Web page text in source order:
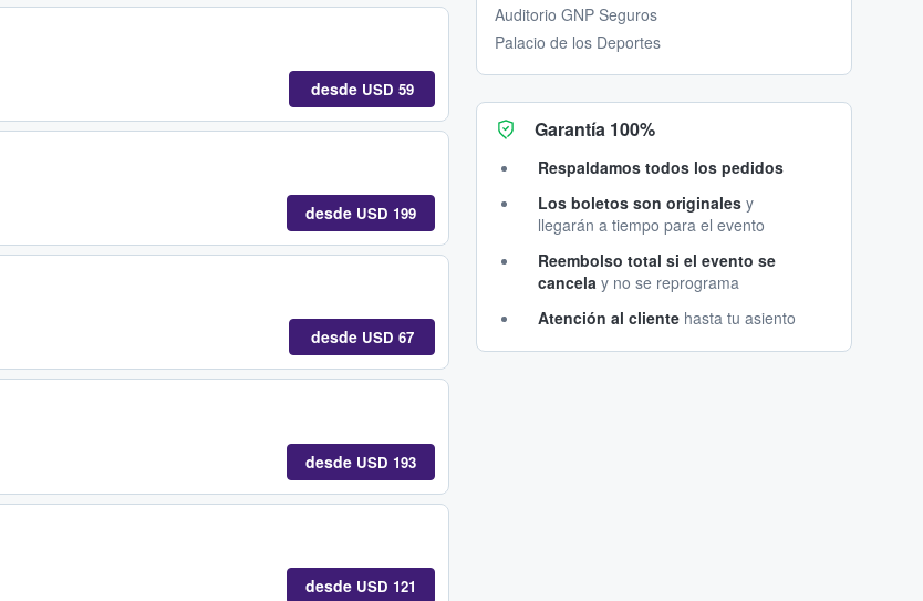
desde USD 59
desde USD 199
desde USD 67
desde USD 193
desde USD 121
Auditorio GNP Seguros
Palacio de los Deportes
Garantía 100%
Respaldamos todos los pedidos
Los boletos son originales y
llegarán a tiempo para el evento
Reembolso total si el evento se
cancela y no se reprograma
Atención al cliente hasta tu asiento